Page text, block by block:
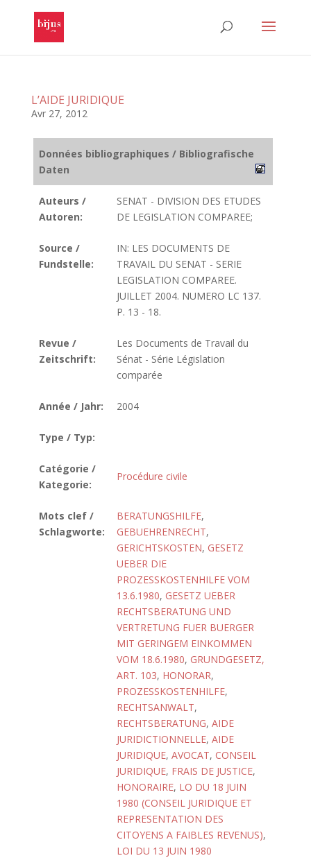
L’AIDE JURIDIQUE
Avr 27, 2012
Données bibliographiques / Bibliografische
Daten
Auteurs /
Autoren:
SENAT - DIVISION DES ETUDES
DE LEGISLATION COMPAREE;
Source /
Fundstelle:
IN: LES DOCUMENTS DE
TRAVAIL DU SENAT - SERIE
LEGISLATION COMPAREE.
JUILLET 2004. NUMERO LC 137.
P. 13 - 18.
Revue /
Zeitschrift:
Les Documents de Travail du
Sénat - Série Législation
comparée
Année / Jahr: 2004
Type / Typ:
Catégorie /
Kategorie:
Procédure civile
Mots clef /
Schlagworte:
BERATUNGSHILFE,
GEBUEHRENRECHT,
GERICHTSKOSTEN, GESETZ
UEBER DIE
PROZESSKOSTENHILFE VOM
13.6.1980, GESETZ UEBER
RECHTSBERATUNG UND
VERTRETUNG FUER BUERGER
MIT GERINGEM EINKOMMEN
VOM 18.6.1980, GRUNDGESETZ,
ART. 103, HONORAR,
PROZESSKOSTENHILFE,
RECHTSANWALT,
RECHTSBERATUNG, AIDE
JURIDICTIONNELLE, AIDE
JURIDIQUE, AVOCAT, CONSEIL
JURIDIQUE, FRAIS DE JUSTICE,
HONORAIRE, LO DU 18 JUIN
1980 (CONSEIL JURIDIQUE ET
REPRESENTATION DES
CITOYENS A FAIBLES REVENUS),
LOI DU 13 JUIN 1980